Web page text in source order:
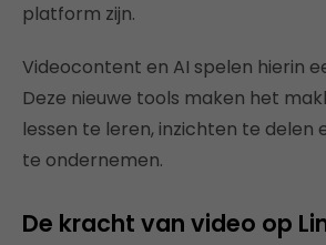
platform zijn.
Videocontent en AI spelen hierin
Deze nieuwe tools maken het
lessen te leren, inzichten te delen
te ondernemen.
De kracht van video op